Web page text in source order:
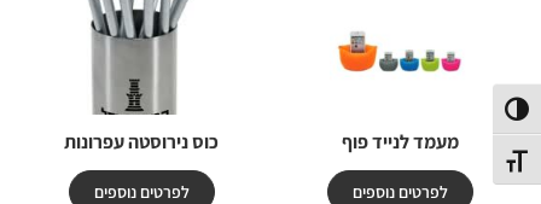
הפעל/כבה ניגודיות גבוהה
מתג גודל גופן
מעמד לנייד פוף
לפרטים נוספים
כוס נירוסטה עפרונות
לפרטים נוספים